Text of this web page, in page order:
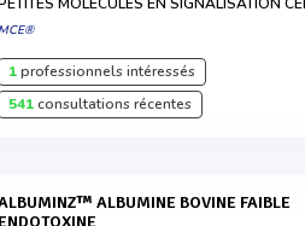
MCE®
1professionnels intéressés
541consultations récentes
BOVINE FAIBLE
ENDOTOXINE